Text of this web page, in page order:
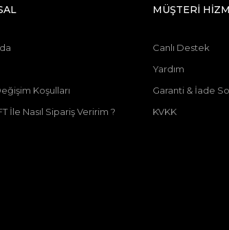
Koşulları
İle Nasıl Sipariş Veririm ?
MÜŞTERİ
Canlı Destek
Yardım
Garanti & İade
KVKK